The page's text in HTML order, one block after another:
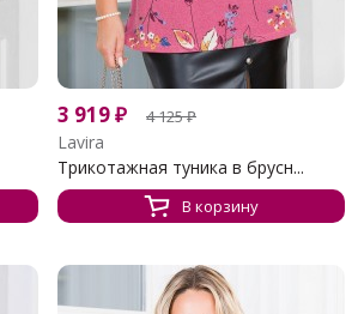
3 919₽ 4 125₽
Lavira
Трикотажная туника в брусн...
В корзину